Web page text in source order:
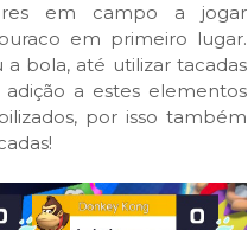
em campo a jogar
em primeiro lugar.
bola, até utilizar tacadas
a estes elementos
por isso também